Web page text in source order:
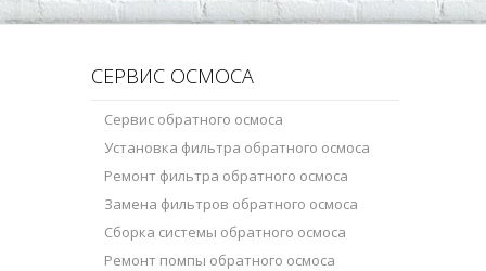
СЕРВИС ОСМОСА
Сервис обратного осмоса
Установка фильтра обратного осмоса
Ремонт фильтра обратного осмоса
Замена фильтров обратного осмоса
Сборка системы обратного осмоса
Ремонт помпы обратного осмоса